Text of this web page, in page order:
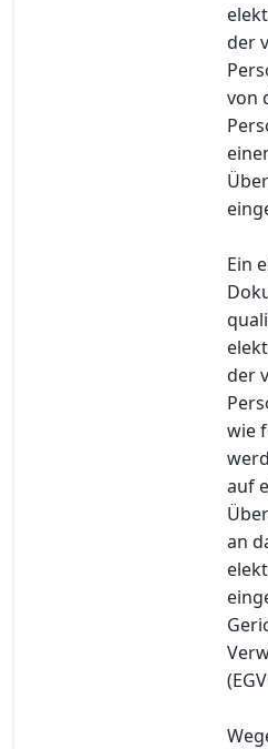
der
von
Ein
der
wie
auf
an